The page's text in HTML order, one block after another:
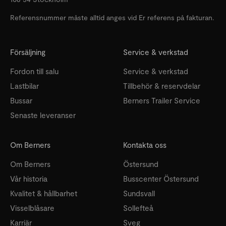
Referensnummer måste alltid anges vid Er referens på fakturan.
Försäljning
Fordon till salu
Lastbilar
Bussar
Senaste leveranser
Service & verkstad
Service & verkstad
Tillbehör & reservdelar
Berners Trailer Service
Om Berners
Om Berners
Vår historia
Kvalitet & hållbarhet
Visselblåsare
Karriär
Kontakta oss
Östersund
Busscenter Östersund
Sundsvall
Sollefteå
Sveg